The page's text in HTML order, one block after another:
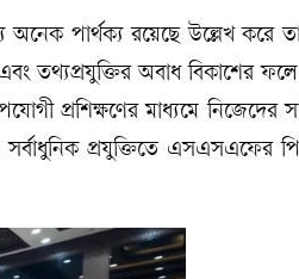
পার্থক্য রয়েছে উল্লেখ করে
তথ্যপ্রযুক্তির অবাধ বিকাশের ফলে
প্রশিক্ষণের মাধ্যমে নিজেদের
প্রযুক্তিতে এসএসএফের